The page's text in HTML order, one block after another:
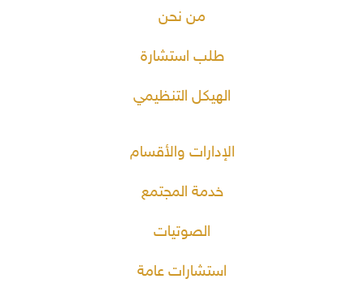
من نحن
طلب استشارة
الهيكل التنظيمي
الإدارات والأقسام
خدمة المجتمع
الصوتيات
استشارات عامة